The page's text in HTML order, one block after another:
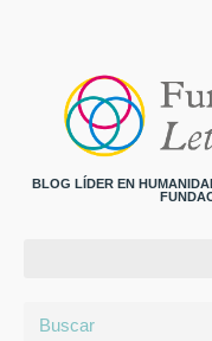
BLOG LÍDER EN